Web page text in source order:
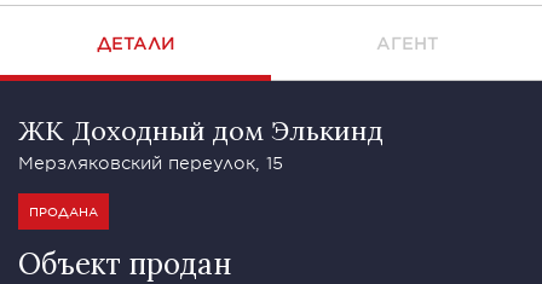
ДЕТАЛИ АГЕНТ
ЖК Доходный дом Элькинд
Мерзляковский переулок, 15
ПРОДАНА
Объект продан